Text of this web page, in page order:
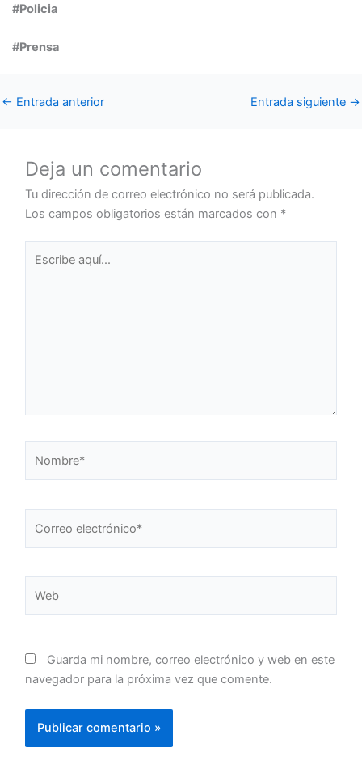
#Policia
#Prensa
← Entrada anterior Entrada siguiente →
Deja un comentario
Tu dirección de correo electrónico no será publicada.
Los campos obligatorios están marcados con *
electrónico*
Guarda mi nombre, correo electrónico y web en este
navegador para la próxima vez que comente.